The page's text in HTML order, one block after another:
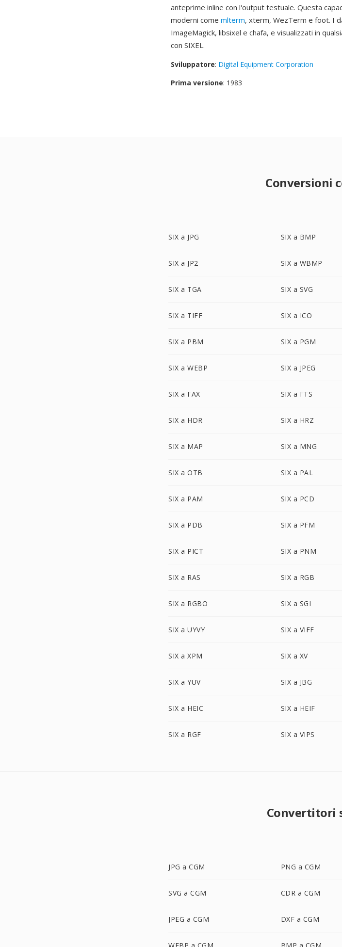
anteprime inline con l'output testuale. Questa
moderni come mlterm, xterm, WezTerm e foot. I
ImageMagick, libsixel e chafa, e visualizzati in
con SIXEL.
Sviluppatore: Digital Equipment Corporation
Prima versione: 1983
Conversioni
SIX a JPG SIX a BMP
SIX a JP2 SIX a WBMP
SIX a TGA SIX a SVG
SIX a TIFF SIX a ICO
SIX a PBM SIX a PGM
SIX a WEBP SIX a JPEG
SIX a FAX SIX a FTS
SIX a HDR SIX a HRZ
SIX a MAP SIX a MNG
SIX a OTB SIX a PAL
SIX a PAM SIX a PCD
SIX a PDB SIX a PFM
SIX a PICT SIX a PNM
SIX a RAS SIX a RGB
SIX a RGBO SIX a SGI
SIX a UYVY SIX a VIFF
SIX a XPM SIX a XV
SIX a YUV SIX a JBG
SIX a HEIC SIX a HEIF
SIX a RGF SIX a VIPS
Convertitori
JPG a CGM PNG a CGM
SVG a CGM CDR a CGM
JPEG a CGM DXF a CGM